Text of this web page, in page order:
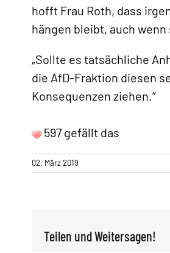
hofft Frau Roth, dass
hängen bleibt, auch
„Sollte es tatsächliche
die AfD-Fraktion diesen
Konsequenzen ziehen.“
597 gefällt das
02. März 2019
Teilen und Weitersagen!